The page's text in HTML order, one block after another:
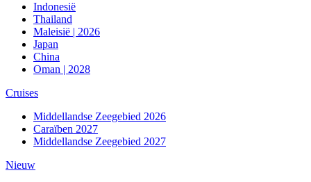
Indonesië
Thailand
Maleisië | 2026
Japan
China
Oman | 2028
Cruises
Middellandse Zeegebied 2026
Caraïben 2027
Middellandse Zeegebied 2027
Nieuw